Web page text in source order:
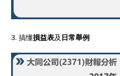
3. 搞懂損益表及 日常舉例